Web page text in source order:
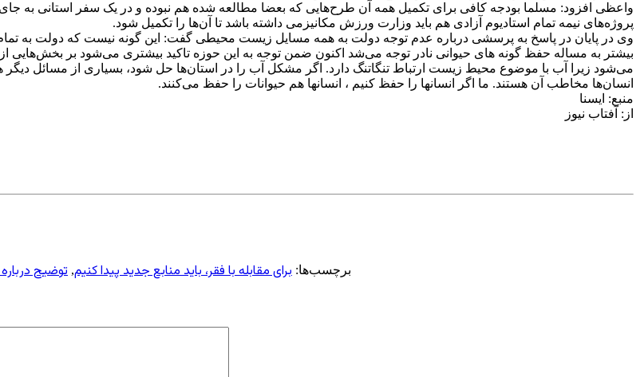
پروژه‌های نیمه تمام استادیوم آزادی هم باید وزارت ورزش مکانیزمی داشته باشد تا آن‌ها را تکمیل شود.
وی در پایان در پاسخ به پرسشی درباره عدم توجه دولت به همه مسایل زیست محیطی گفت: این گونه نیست که دولت به
بیشتر به مساله حفظ گونه های حیوانی نادر توجه می‌شد اکنون ضمن توجه به این حوزه تاکید بیشتری می‌شود بر
می‌شود زیرا آب با موضوع محیط زیست ارتباط تنگاتنگ دارد. اگر مشکل آب را در استان‌ها حل شود، بسیاری از مسائل
انسان‌ها مخاطب آن هستند. ما اگر انسانها را حفظ کنیم ، انسانها هم حیوانات را حفظ می‌کنند.
منبع: ایسنا
از: آفتاب نیوز
برچسب‌ها: برای مقابله با فقر، باید منابع جدید پیدا کنیم, توضیح